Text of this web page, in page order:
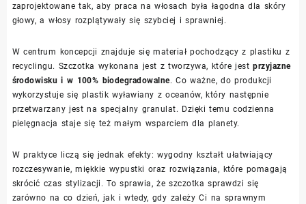
zaprojektowane tak, aby praca na włosach była łagodna dla skóry
głowy, a włosy rozplątywały się szybciej i sprawniej.
W centrum koncepcji znajduje się materiał pochodzący z plastiku z
recyclingu. Szczotka wykonana jest z tworzywa, które jestprzyjazne
środowisku i w 100% biodegradowalne. Co ważne, do produkcji
wykorzystuje się plastik wyławiany z oceanów, który następnie
przetwarzany jest na specjalny granulat. Dzięki temu codzienna
pielęgnacja staje się też małym wsparciem dla planety.
W praktyce liczą się jednak efekty: wygodny kształt ułatwiający
rozczesywanie, miękkie wypustki oraz rozwiązania, które pomagają
skrócić czas stylizacji. To sprawia, że szczotka sprawdzi się
zarówno na co dzień, jak i wtedy, gdy zależy Ci na sprawnym